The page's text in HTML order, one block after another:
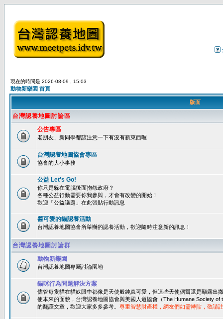
現在的時間是 2026-08-09 , 15:03
動物新樂園 首頁
版面
台灣認養地圖討論區
公告專區
老朋友、新同學都該注意一下有沒有新東西喔
台灣認養地圖協會專區
協會的大小事務
公益 Let's Go!
你只是躲在電腦後面抱怨政府？
各種公益行動需要你我參與，才會有改變的開始！
歡迎「公益議題」在此張貼行動訊息
醬可愛的貓認養活動
台灣認養地圖協會所舉辦的認養活動，歡迎隨時注意新的訊息！
台灣認養地圖討論群
動物新樂園
台灣認養地圖專屬討論園地
貓咪行為問題解決方案
儘管每隻貓在貓奴眼中都像是天使般純真可愛，但這些天使偶爾還是顯露出
使本來的面貌，台灣認養地圖協會與美國人道協會（The Humane Society
的翻譯文章，歡迎大家多多參考。 尊重智慧財產權，網友們如需轉貼，敬請